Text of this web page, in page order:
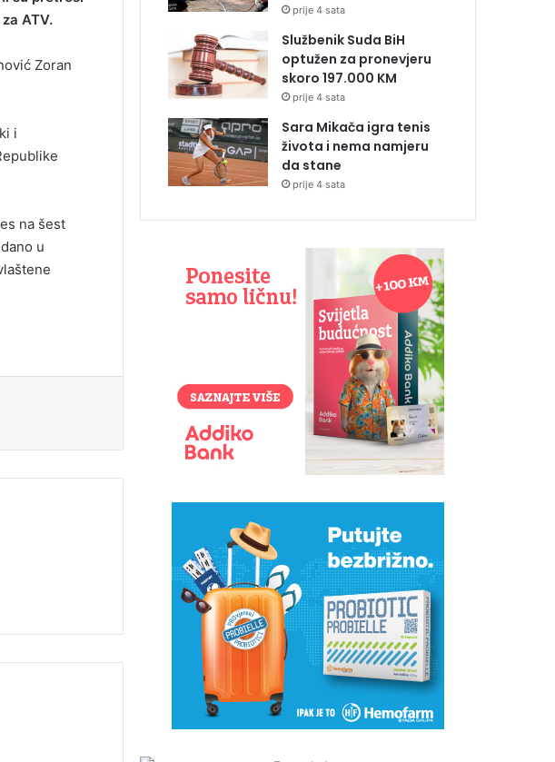
ATV.
Zoran
i
na šest
u
prije 4 sata
Službenik Suda BiH
optužen za pronevjeru
skoro 197.000 KM
prije 4 sata
Sara Mikača igra tenis
života i nema namjeru
da stane
prije 4 sata